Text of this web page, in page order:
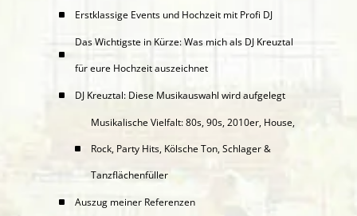
Erstklassige Events und Hochzeit mit Profi DJ
Das Wichtigste in Kürze: Was mich als DJ Kreuztal
für eure Hochzeit auszeichnet
DJ Kreuztal: Diese Musikauswahl wird aufgelegt
Musikalische Vielfalt: 80s, 90s, 2010er, House,
Rock, Party Hits, Kölsche Ton, Schlager &
Tanzflächenfüller
Auszug meiner Referenzen